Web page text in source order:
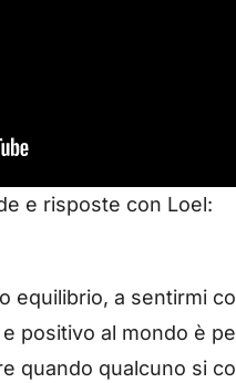
e risposte con Loel:
equilibrio, a sentirmi
positivo al mondo è
quando qualcuno si